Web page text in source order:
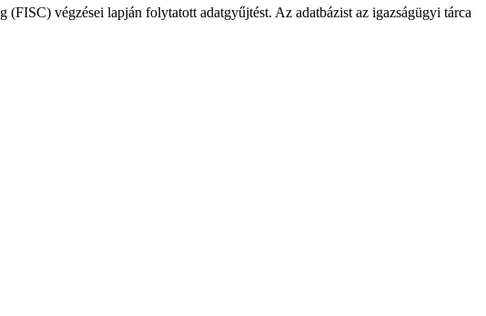
végzései lapján folytatott adatgyűjtést. Az adatbázist az igazságügyi tárca